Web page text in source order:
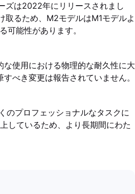
は2022年にリリースされまし
るため、M2モデルはM1モデルよ
可能性があります。
使用における物理的な耐久性に大
べき変更は報告されていません。
のプロフェッショナルなタスクに
しているため、より長期間にわた